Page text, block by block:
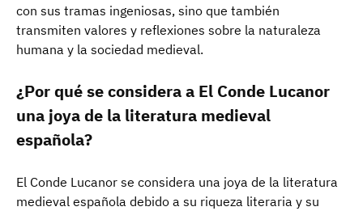
con sus tramas ingeniosas, sino que también
transmiten valores y reflexiones sobre la naturaleza
humana y la sociedad medieval.
¿Por qué se considera a El Conde Lucanor
una joya de la literatura medieval
española?
El Conde Lucanor se considera una joya de la literatura
medieval española debido a su riqueza literaria y su